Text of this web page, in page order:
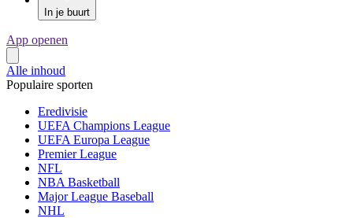
In je buurt
App openen
Alle inhoud
Populaire sporten
Eredivisie
UEFA Champions League
UEFA Europa League
Premier League
NFL
NBA Basketball
Major League Baseball
NHL